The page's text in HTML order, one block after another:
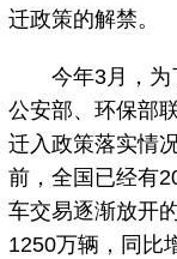
迁政策的解禁。
今年3月，为了
公安部、环保部
迁入政策落实情
前，全国已经有
车交易逐渐放开
1250万辆，同比